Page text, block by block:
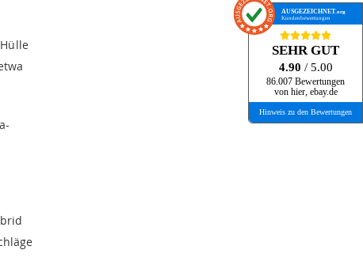
AUSGEZEICHNET.org
Kundenbewertungen
SEHR GUT
4.90 / 5.00
86.007 Bewertungen
von hier, ebay.de
Hinweis zu den Bewertungen